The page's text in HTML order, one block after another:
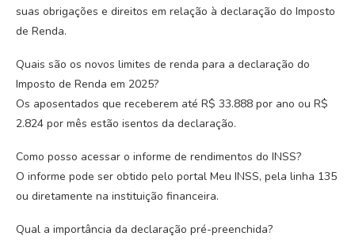
suas obrigações e direitos em relação à declaração do Imposto
de Renda.
Quais são os novos limites de renda para a declaração do
Imposto de Renda em 2025?
Os aposentados que receberem até R$ 33.888 por ano ou R$
2.824 por mês estão isentos da declaração.
Como posso acessar o informe de rendimentos do INSS?
O informe pode ser obtido pelo portal Meu INSS, pela linha 135
ou diretamente na instituição financeira.
Qual a importância da declaração pré-preenchida?